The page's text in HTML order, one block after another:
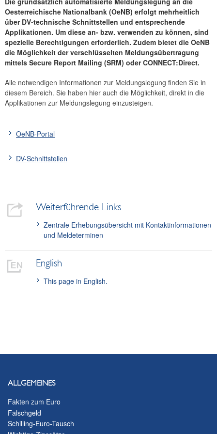
DV-Schnittstellen
Gemeinsames Meldewesen-Datenmodell
News
Oesterreichische Nationalbank (OeNB) erfolgt mehrheitlich
über DV-technische Schnittstellen und entsprechende
Applikationen. Um diese an- bzw. verwenden zu können, sind
spezielle Berechtigungen erforderlich. Zudem bietet die OeNB
die Möglichkeit der verschlüsselten Meldungsübertragung
mittels Secure Report Mailing (SRM) oder CONNECT:Direct.
Alle notwendigen Informationen zur Meldungslegung finden Sie in
diesem Bereich. Sie haben hier auch die Möglichkeit, direkt in die
Applikationen zur Meldungslegung einzusteigen.
OeNB-Portal
DV-Schnittstellen
Weiterführende Links
Zentrale Erhebungsübersicht mit Kontaktinformationen
und Meldeterminen
English
This page in English.
ALLGEMEINES
Fakten zum Euro
Falschgeld
Schilling-Euro-Tausch